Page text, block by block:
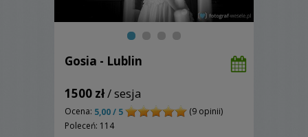
Gosia - Lublin
1500 zł/ sesja
Ocena: 5,00 / 5
(9 opinii)
Poleceń: 114